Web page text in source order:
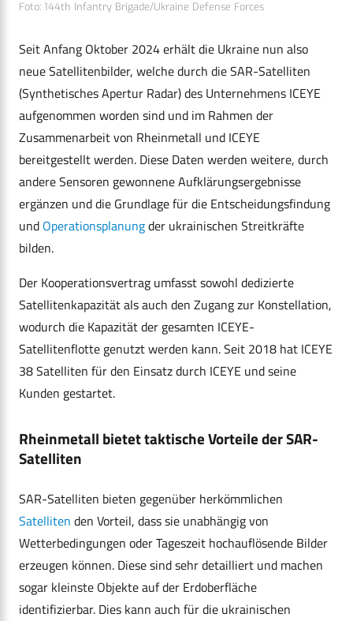
Foto: 144th Infantry Brigade/Ukraine Defense Forces
Seit Anfang Oktober 2024 erhält die Ukraine nun also
neue Satellitenbilder, welche durch die SAR-Satelliten
(Synthetisches Apertur Radar) des Unternehmens ICEYE
aufgenommen worden sind und im Rahmen der
Zusammenarbeit von Rheinmetall und ICEYE
bereitgestellt werden. Diese Daten werden weitere, durch
andere Sensoren gewonnene Aufklärungsergebnisse
ergänzen und die Grundlage für die Entscheidungsfindung
und Operationsplanungder ukrainischen Streitkräfte
bilden.
Der Kooperationsvertrag umfasst sowohl dedizierte
Satellitenkapazität als auch den Zugang zur Konstellation,
wodurch die Kapazität der gesamten ICEYE-
Satellitenflotte genutzt werden kann. Seit 2018 hat ICEYE
38 Satelliten für den Einsatz durch ICEYE und seine
Kunden gestartet.
Rheinmetall bietet taktische Vorteile der SAR-
Satelliten
SAR-Satelliten bieten gegenüber herkömmlichen
Satelliten den Vorteil, dass sie unabhängig von
Wetterbedingungen oder Tageszeit hochauflösende Bilder
erzeugen können. Diese sind sehr detailliert und machen
sogar kleinste Objekte auf der Erdoberfläche
identifizierbar. Dies kann auch für die ukrainischen